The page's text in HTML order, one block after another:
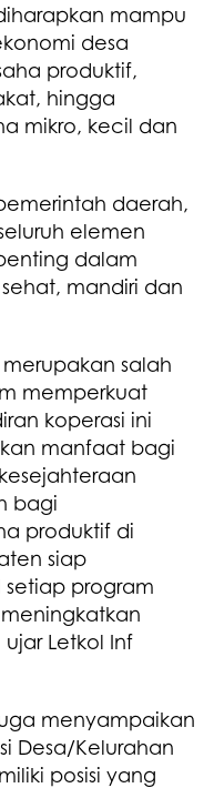
mampu
desa
produktif,
hingga
mikro, kecil dan
daerah,
elemen
dalam
mandiri dan
salah
memperkuat
koperasi ini
manfaat bagi
bagi
produktif di
siap
program
Letkol Inf
menyampaikan
Desa/Kelurahan
posisi yang